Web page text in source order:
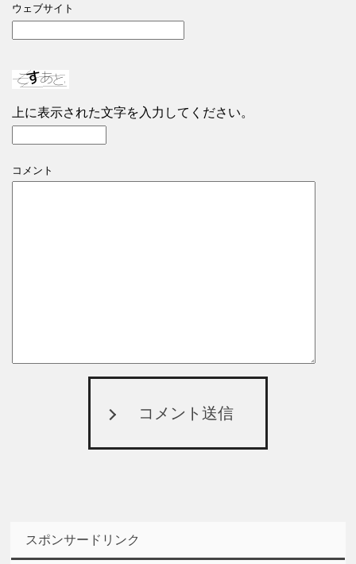
ウェブサイト
上に表示された文字を入力してください。
コメント
コメント送信
スポンサードリンク